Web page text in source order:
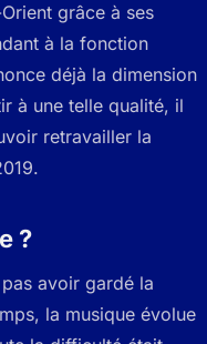
grâce à ses
à la fonction
déjà la dimension
à une telle qualité, il
retravailler la
?
avoir gardé la
la musique évolue